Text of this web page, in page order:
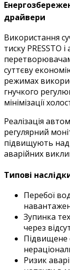
драйвери
Використання
тиску PRESSTO
суттєву
режимах
гнучкого
мінімізації
Реалізація
регулярний
підвищують
аварійних
Типові
Перебої
Зупинка
через
Підвищене
Ризик